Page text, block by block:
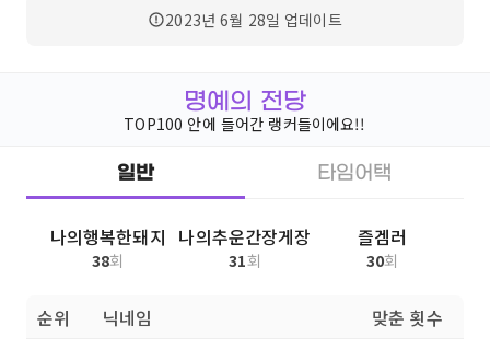
2023년 6월 28일 업데이트
명예의 전당
TOP100 안에 들어간 랭커들이에요!!
일반 타임어택
나의행복한돼지
38회
나의추운간장게장
31회
즐겜러
30회
순위 닉네임 맞춘 횟수